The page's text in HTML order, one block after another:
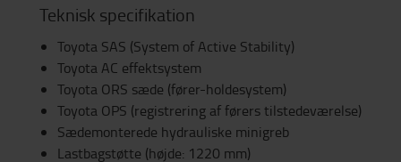
Teknisk specifikation
Toyota SAS (System of Active Stability)
Toyota AC effektsystem
Toyota ORS sæde (fører-holdesystem)
Toyota OPS (registrering af førers tilstedeværelse)
Sædemonterede hydrauliske minigreb
Lastbagstøtte (højde: 1220 mm)